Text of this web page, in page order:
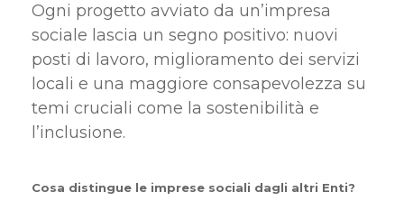
Ogni progetto avviato da un’impresa
sociale lascia un segno positivo: nuovi
posti di lavoro, miglioramento dei servizi
locali e una maggiore consapevolezza su
temi cruciali come la sostenibilità e
l’inclusione.
Cosa distingue le imprese sociali dagli altri Enti?